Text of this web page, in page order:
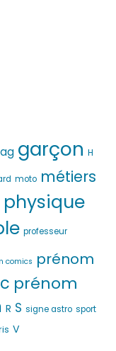
garçon H
moto métiers
physique
professeur
comics prénom
prénom
R S signe astro sport
V